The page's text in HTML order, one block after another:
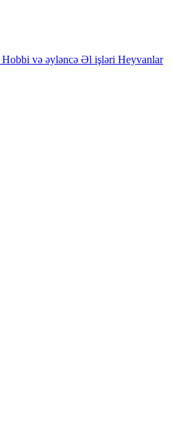
Hobbi və əyləncə Əl işləri Heyvanlar